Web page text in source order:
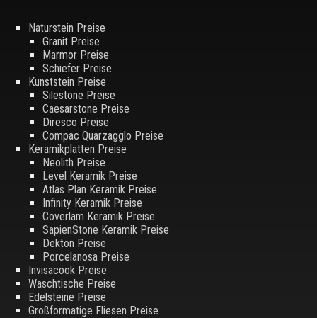
Naturstein Preise
Granit Preise
Marmor Preise
Schiefer Preise
Kunststein Preise
Silestone Preise
Caesarstone Preise
Diresco Preise
Compac Quarzagglo Preise
Keramikplatten Preise
Neolith Preise
Level Keramik Preise
Atlas Plan Keramik Preise
Infinity Keramik Preise
Coverlam Keramik Preise
SapienStone Keramik Preise
Dekton Preise
Porcelanosa Preise
Invisacook Preise
Waschtische Preise
Edelsteine Preise
Großformatige Fliesen Preise